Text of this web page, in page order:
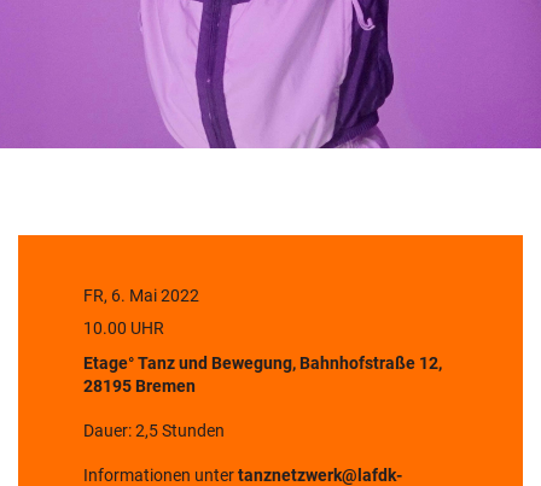
FR, 6. Mai 2022
10.00 UHR
Etage° Tanz und Bewegung, Bahnhofstraße 12,
28195 Bremen
Dauer: 2,5 Stunden
Informationen untertanznetzwerk@lafdk-